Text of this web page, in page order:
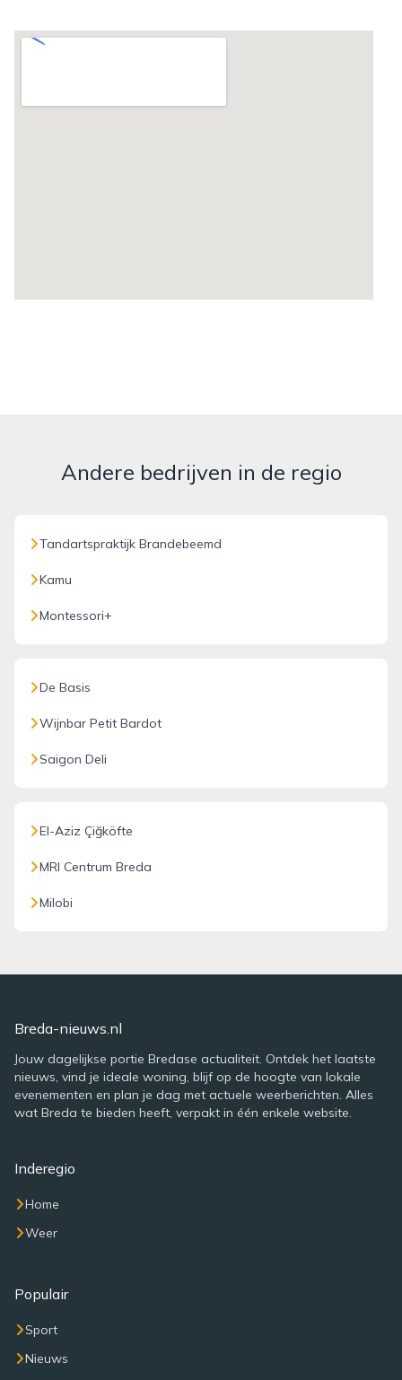
Andere bedrijven in de regio
Tandartspraktijk Brandebeemd
Kamu
Montessori+
De Basis
Wijnbar Petit Bardot
Saigon Deli
El-Aziz Çiğköfte
MRI Centrum Breda
Milobi
Breda-nieuws.nl
Jouw dagelijkse portie Bredase actualiteit. Ontdek het laatste
nieuws, vind je ideale woning, blijf op de hoogte van lokale
evenementen en plan je dag met actuele weerberichten. Alles
wat Breda te bieden heeft, verpakt in één enkele website.
Inderegio
Home
Weer
Populair
Sport
Nieuws